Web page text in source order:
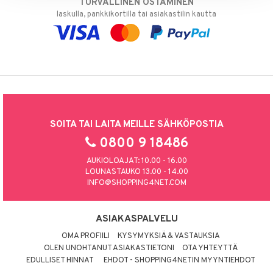
TURVALLINEN OSTAMINEN
laskulla, pankkikortilla tai asiakastilin kautta
SOITA TAI LAITA MEILLE SÄHKÖPOSTIA
0800 9 18486
AUKIOLOAJAT: 10.00 - 16.00
LOUNASTAUKO 13.00 - 14.00
INFO@SHOPPING4NET.COM
ASIAKASPALVELU
OMA PROFIILI
KYSYMYKSIÄ & VASTAUKSIA
OLEN UNOHTANUT ASIAKASTIETONI
OTA YHTEYTTÄ
EDULLISET HINNAT
EHDOT - SHOPPING4NETIN MYYNTIEHDOT